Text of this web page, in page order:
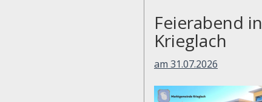
Feierabend in
Krieglach
am 31.07.2026